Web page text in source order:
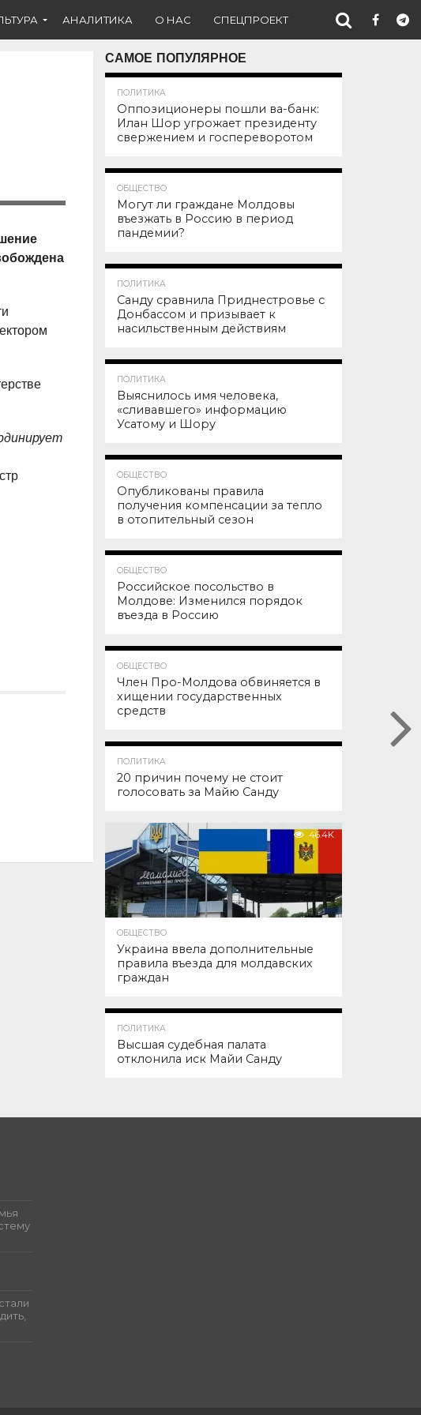
АНАЛИТИКА О НАС СПЕЦПРОЕКТ
САМОЕ ПОПУЛЯРНОЕ
ПОЛИТИКА
Оппозиционеры пошли ва-банк:
Илан Шор угрожает президенту
свержением и госпереворотом
ОБЩЕСТВО
Могут ли граждане Молдовы
въезжать в Россию в период
пандемии?
ПОЛИТИКА
Санду сравнила Приднестровье с
Донбассом и призывает к
насильственным действиям
ПОЛИТИКА
Выяснилось имя человека,
«сливавшего» информацию
Усатому и Шору
ОБЩЕСТВО
Опубликованы правила
получения компенсации за тепло
в отопительный сезон
ОБЩЕСТВО
Российское посольство в
Молдове: Изменился порядок
въезда в Россию
ОБЩЕСТВО
Член Про-Молдова обвиняется в
хищении государственных
средств
ПОЛИТИКА
20 причин почему не стоит
голосовать за Майю Санду
46.4K
ОБЩЕСТВО
Украина ввела дополнительные
правила въезда для молдавских
граждан
ПОЛИТИКА
Высшая судебная палата
отклонила иск Майи Санду